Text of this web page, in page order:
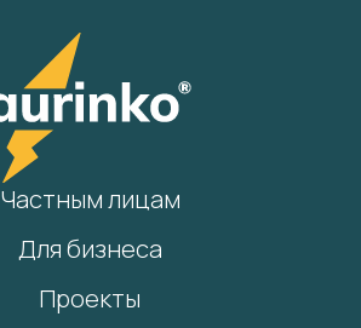
Частным лицам
Для бизнеса
Проекты